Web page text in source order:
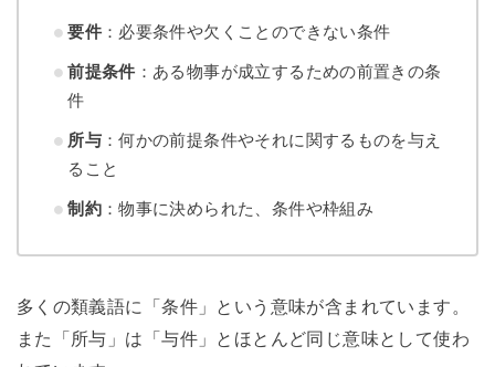
要件：必要条件や欠くことのできない条件
前提条件 ：ある物事が成立するための前置きの条
件
所与：何かの前提条件やそれに関するものを与え
ること
制約：物事に決められた、条件や枠組み
多くの類義語に「条件」という意味が含まれています。
また「所与」は「与件」とほとんど同じ意味として使わ